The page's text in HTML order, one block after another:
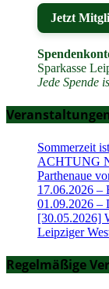
Jetzt
Sparkasse
Jede Spende
Sommerzeit
ACHTUNG
Parthenaue
17.06.2026 –
01.09.2026 –
[30.05.2026]
Leipziger
Regelmäßige